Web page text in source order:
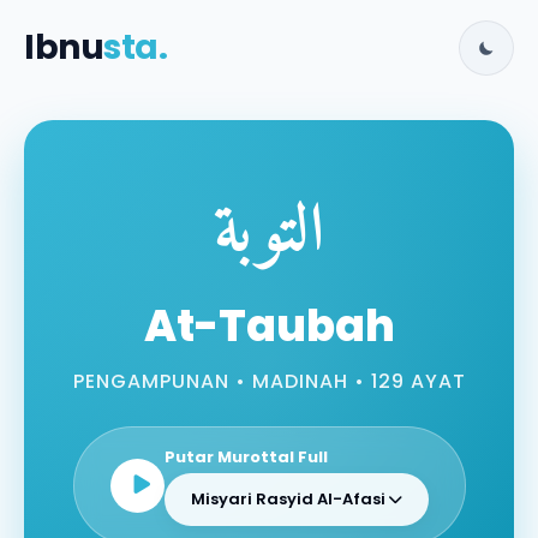
Ibnusta.
التوبة
At-Taubah
PENGAMPUNAN • MADINAH • 129 AYAT
Putar Murottal Full
Misyari Rasyid Al-Afasi